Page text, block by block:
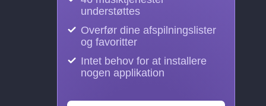
understøttes
Overfør dine afspilningslister
og favoritter
Intet behov for at installere
nogen applikation